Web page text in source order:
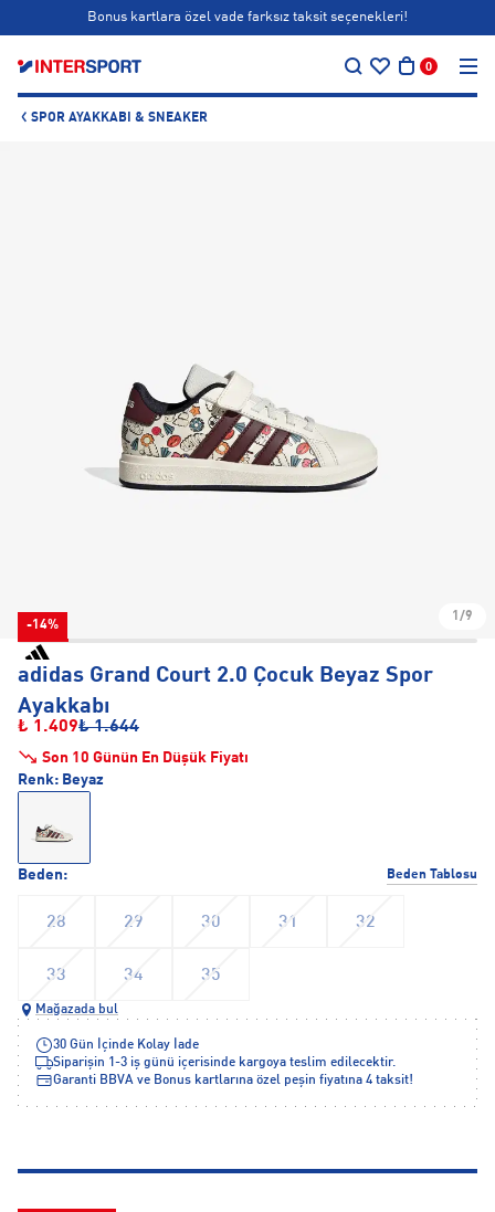
Bonus kartlara özel vade farksız taksit seçenekleri!
0
SPOR AYAKKABI & SNEAKER
-14%
1/9
adidas Grand Court 2.0 Çocuk Beyaz Spor
Ayakkabı
₺ 1.409₺ 1.644
Son 10 Günün En Düşük Fiyatı
Beden: Beden Tablosu
28 29 30 31 32
33 34 35
Renk: Beyaz
Mağazada bul
30 Gün İçinde Kolay İade
Siparişin 1-3 iş günü içerisinde kargoya teslim edilecektir.
Garanti BBVA ve Bonus kartlarına özel peşin fiyatına 4 taksit!